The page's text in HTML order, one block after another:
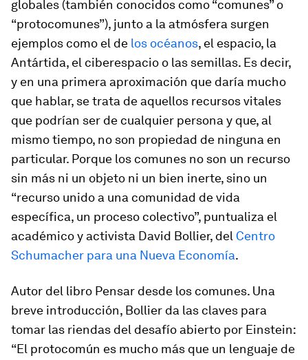
globales (también conocidos como “comunes” o
“protocomunes”), junto a la atmósfera surgen
ejemplos como el de los océanos, el espacio, la
Antártida, el ciberespacio o las semillas. Es decir,
y en una primera aproximación que daría mucho
que hablar, se trata de aquellos recursos vitales
que podrían ser de cualquier persona y que, al
mismo tiempo, no son propiedad de ninguna en
particular. Porque los comunes no son un recurso
sin más ni un objeto ni un bien inerte, sino un
“recurso unido a una comunidad de vida
específica, un proceso colectivo”, puntualiza el
académico y activista David Bollier, del Centro
Schumacher para una Nueva Economía.
Autor del libro Pensar desde los comunes. Una
breve introducción, Bollier da las claves para
tomar las riendas del desafío abierto por Einstein:
“El protocomún es mucho más que un lenguaje de